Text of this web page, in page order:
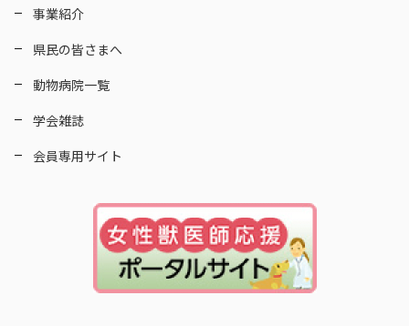
事業紹介
県民の皆さまへ
動物病院一覧
学会雑誌
会員専用サイト